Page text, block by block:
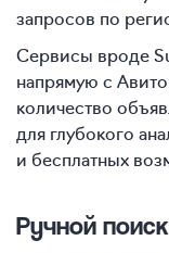
запросов по
Сервисы вроде
напрямую с
количество
для глубокого
и бесплатных
Ручной